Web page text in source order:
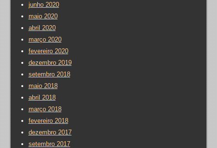
junho 2020
maio 2020
abril 2020
março 2020
fevereiro 2020
dezembro 2019
setembro 2018
maio 2018
abril 2018
março 2018
fevereiro 2018
dezembro 2017
setembro 2017